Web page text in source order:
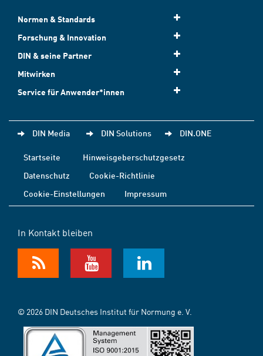
Normen & Standards
Forschung & Innovation
DIN & seine Partner
Mitwirken
Service für Anwender*innen
DIN Media DIN Solutions DIN.ONE
Startseite
Hinweisgeberschutzgesetz
Datenschutz
Cookie-Richtlinie
Cookie-Einstellungen
Impressum
In Kontakt bleiben
© 2026 DIN Deutsches Institut für Normung e. V.